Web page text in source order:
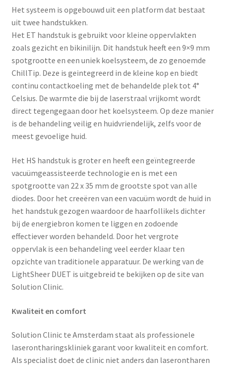
Het systeem is opgebouwd uit een platform dat bestaat
uit twee handstukken.
Het ET handstuk is gebruikt voor kleine oppervlakten
zoals gezicht en bikinilijn. Dit handstuk heeft een 9×9 mm
spotgrootte en een uniek koelsysteem, de zo genoemde
ChillTip. Deze is geintegreerd in de kleine kop en biedt
continu contactkoeling met de behandelde plek tot 4°
Celsius. De warmte die bij de laserstraal vrijkomt wordt
direct tegengegaan door het koelsysteem. Op deze manier
is de behandeling veilig en huidvriendelijk, zelfs voor de
meest gevoelige huid.
Het HS handstuk is groter en heeft een geïntegreerde
vacuümgeassisteerde technologie en is met een
spotgrootte van 22 x 35 mm de grootste spot van alle
diodes. Door het creeëren van een vacuüm wordt de huid in
het handstuk gezogen waardoor de haarfollikels dichter
bij de energiebron komen te liggen en zodoende
effectiever worden behandeld. Door het vergrote
oppervlak is een behandeling veel eerder klaar ten
opzichte van traditionele apparatuur. De werking van de
LightSheer DUET is uitgebreid te bekijken op de site van
Solution Clinic.
Kwaliteit en comfort
Solution Clinic te Amsterdam staat als professionele
laserontharingskliniek garant voor kwaliteit en comfort.
Als specialist doet de clinic niet anders dan laserontharen